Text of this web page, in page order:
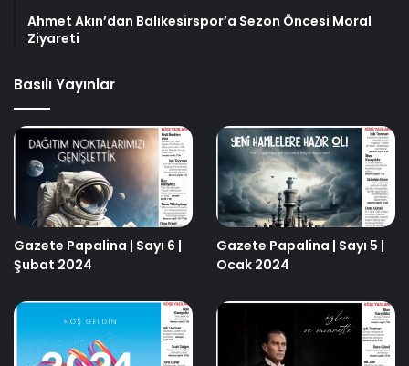
Ahmet Akın’dan Balıkesirspor’a Sezon Öncesi Moral
Ziyareti
Basılı Yayınlar
Gazete Papalina | Sayı 6 |
Şubat 2024
Gazete Papalina | Sayı 5 |
Ocak 2024